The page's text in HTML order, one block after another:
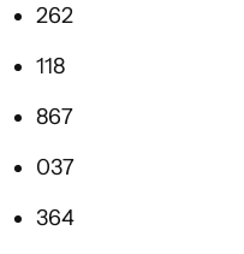
262
118
867
037
364